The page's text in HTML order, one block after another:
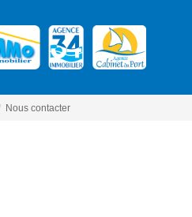
Nous contacter